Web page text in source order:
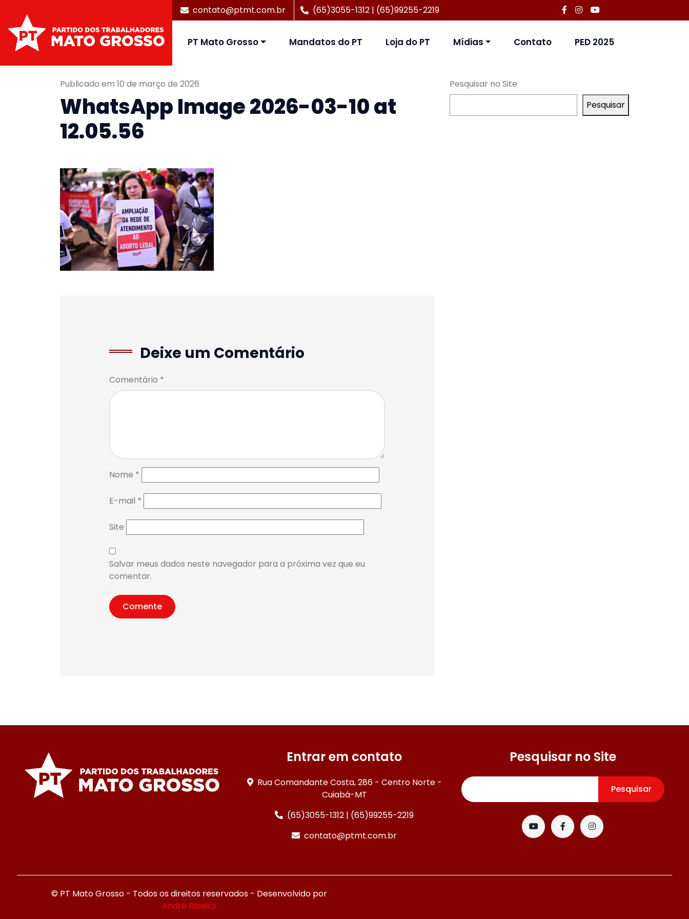
contato@ptmt.com.br (65)3055-1312 | (65)99255-2219
PT Mato Grosso Mandatos do PT Loja do PT Mídias Contato PED 2025
Publicado em 10 de março de 2026
WhatsApp Image 2026-03-10 at
12.05.56
Deixe um Comentário
Comentário *
Nome *
E-mail *
Site
Salvar meus dados neste navegador para a próxima vez que eu
comentar.
Pesquisar no Site
Pesquisar
Entrar em contato
Rua Comandante Costa, 286 - Centro Norte -
Cuiabá-MT
(65)3055-1312 | (65)99255-2219
contato@ptmt.com.br
Pesquisar no Site
Pesquisar
© PT Mato Grosso - Todos os direitos reservados - Desenvolvido por
André Ribeiro